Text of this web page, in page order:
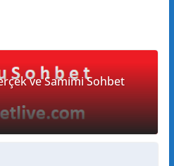
ve Samimi Sohbet